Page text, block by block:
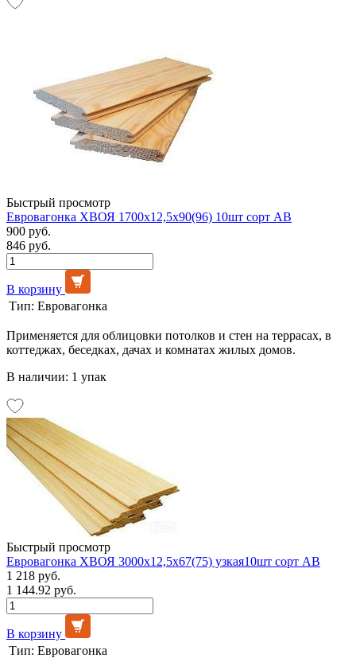
Быстрый просмотр
Евровагонка ХВОЯ 1700х12,5х90(96) 10шт сорт АВ
900 руб.
846 руб.
В корзину
Тип: Евровагонка
Применяется для облицовки потолков и стен на террасах, в
коттеджах, беседках, дачах и комнатах жилых домов.
В наличии: 1 упак
Быстрый просмотр
Евровагонка ХВОЯ 3000х12,5х67(75) узкая10шт сорт АВ
1 218 руб.
1 144.92 руб.
В корзину
Тип: Евровагонка